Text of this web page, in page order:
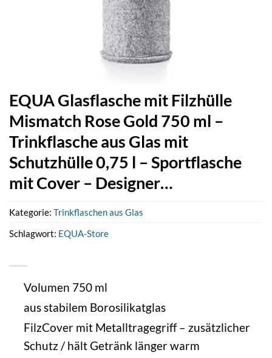
EQUA Glasflasche mit Filzhülle
Mismatch Rose Gold 750 ml –
Trinkflasche aus Glas mit
Schutzhülle 0,75 l – Sportflasche
mit Cover – Designer…
Volumen 750 ml
aus stabilem Borosilikatglas
FilzCover mit Metalltragegriff – zusätzlicher
Schutz / hält Getränk länger warm
Kategorie: Trinkflaschen aus Glas
Schlagwort: EQUA-Store